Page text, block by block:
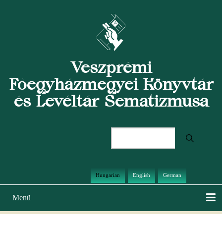
Veszprémi
Főegyházmegyei Könyvtár
és Levéltár Sematizmusa
Hungarian English German
Main
navigation
Menü